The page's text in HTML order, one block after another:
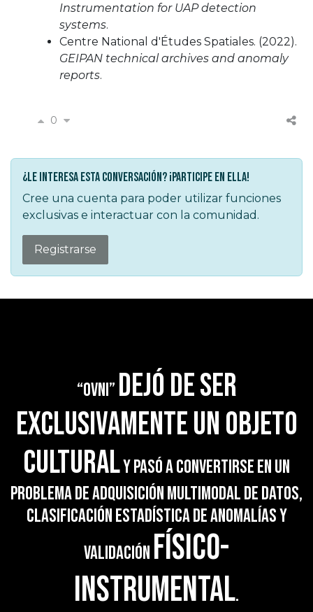
Instrumentation for UAP detection
systems.
Centre National d'Études Spatiales. (2022).
GEIPAN technical archives and anomaly
reports.
0
¿Le interesa esta conversación? ¡Participe en ella!
Cree una cuenta para poder utilizar funciones
exclusivas e interactuar con la comunidad.
Registrarse
“OVNI” dejó de ser
exclusivamente un objeto
culturaly pasó a convertirse en un
problema de adquisición multimodal de datos,
clasificación estadística de anomalías y
validación físico-
instrumental.